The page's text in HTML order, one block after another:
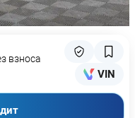
взноса
VIN